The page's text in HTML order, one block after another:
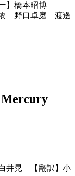
】橋本昭博
依 野口卓磨 渡邊
井晃 【翻訳】小